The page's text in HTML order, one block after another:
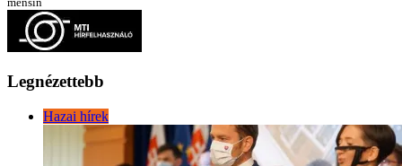
Legnézettebb
Hazai hírek